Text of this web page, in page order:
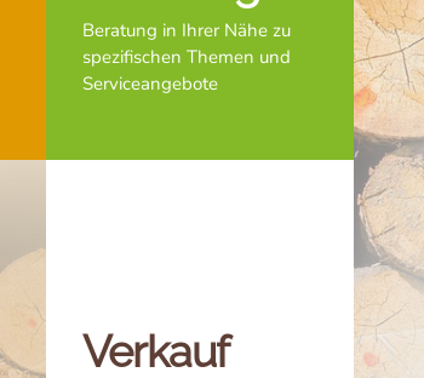
Beratung in Ihrer Nähe zu
spezifischen Themen und
Serviceangebote
Verkauf